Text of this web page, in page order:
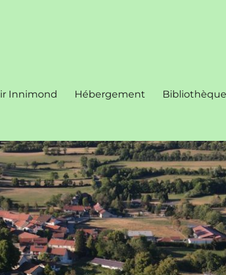
Innimond Hébergement